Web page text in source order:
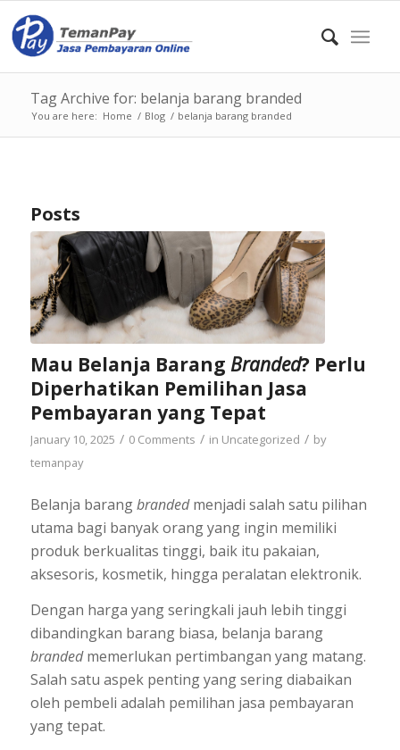
Tag Archive for: belanja barang branded
You are here: Home / Blog / belanja barang branded
Posts
Mau Belanja Barang Branded? Perlu
Diperhatikan Pemilihan Jasa
Pembayaran yang Tepat
January 10, 2025 / 0 Comments / in Uncategorized / by
temanpay
Belanja barangbrandedmenjadi salah satu pilihan
utama bagi banyak orang yang ingin memiliki
produk berkualitas tinggi, baik itu pakaian,
aksesoris, kosmetik, hingga peralatan elektronik.
Dengan harga yang seringkali jauh lebih tinggi
dibandingkan barang biasa, belanja barang
brandedmemerlukan pertimbangan yang matang.
Salah satu aspek penting yang sering diabaikan
oleh pembeli adalah pemilihan jasa pembayaran
yang tepat.